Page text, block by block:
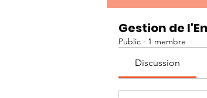
Gestion de
Public · 1 membre
Discussion